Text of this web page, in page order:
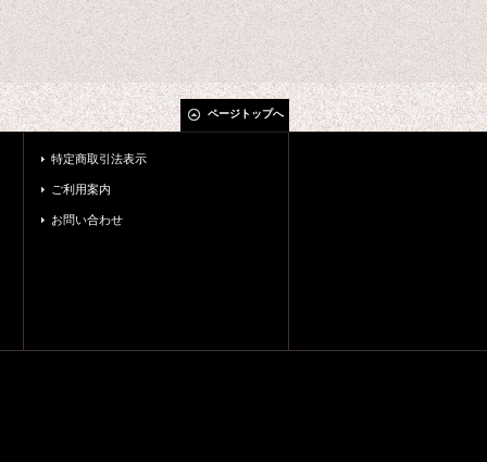
ページトップへ
特定商取引法表示
ご利用案内
お問い合わせ